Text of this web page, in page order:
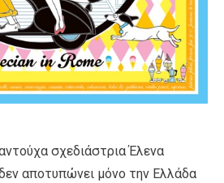
σχεδιάστρια Έλενα
αποτυπώνει μόνο την Ελλάδα